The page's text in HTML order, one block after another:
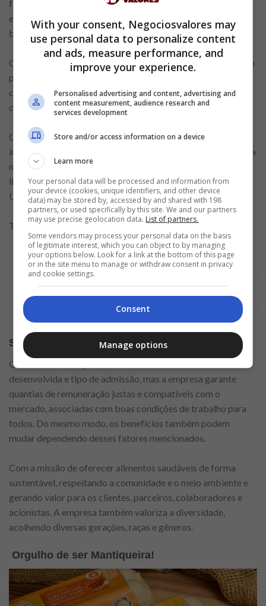
foi a primeira a inovar com produção automatizada em larga
escala de ovos de aves livres de gaiolas no mercado
brasileiro.
Com o crescimento da produção de ovos, a empresa também
passou a expandir suas operações em outros segmentos
como a Pecuária, Agricultura, Armazenagem e na produção
do fertilizante de solos Solobom.
O Grupo Mantiqueira também está investindo na
implantação de novas unidades em Cabrália Paulista e Lorena
no Estado de São Paulo para produção de ovos de galinhas
livres de gaiola, com certificação de bem-estar animal e em
Uberlândia, uma nova unidade de processamento de ovos.
Tem atuação comercial em todas as regiões do Brasil!
Salário + Benefícios
O valor do salário pode variar de acordo com cada atividade
desenvolvida e tipo de admissão, mas a empresa garante
quantias de remuneração justas e compatíveis com o
mercado, associadas com boas condições de trabalho para
todos. Do mesmo modo, os benefícios também podem
mudar dependendo desses fatores mencionados.
Com a missão de oferecer alimentos saudáveis de forma
sustentável, respeitando a comunidade e o meio ambiente e
gerando valor para os clientes, parceiros, colaboradores e
acionistas. A empresa também valoriza a diversidade,
acolhendo diversas gerações, raças e gêneros.
Orgulho de ser Mantiqueira!
With your consent, Negociosvalores may
use personal data to personalize content
and ads, measure performance, and
improve your experience.
Personalised advertising and content, advertising and
content measurement, audience research and
services development
Store and/or access information on a device
Learn more
Your personal data will be processed and information from
your device (cookies, unique identifiers, and other device
data) may be stored by, accessed by and shared with 198
partners, or used specifically by this site. We and our partners
may use precise geolocation data. List of partners.
Some vendors may process your personal data on the basis
of legitimate interest, which you can object to by managing
your options below. Look for a link at the bottom of this page
or in the site menu to manage or withdraw consent in privacy
and cookie settings.
Consent
Manage options